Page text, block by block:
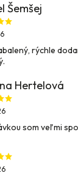
Šemšej
rýchle
Hertelová
som veľmi